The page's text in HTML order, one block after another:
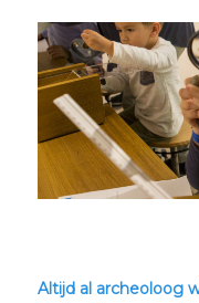
Altijd al archeoloog